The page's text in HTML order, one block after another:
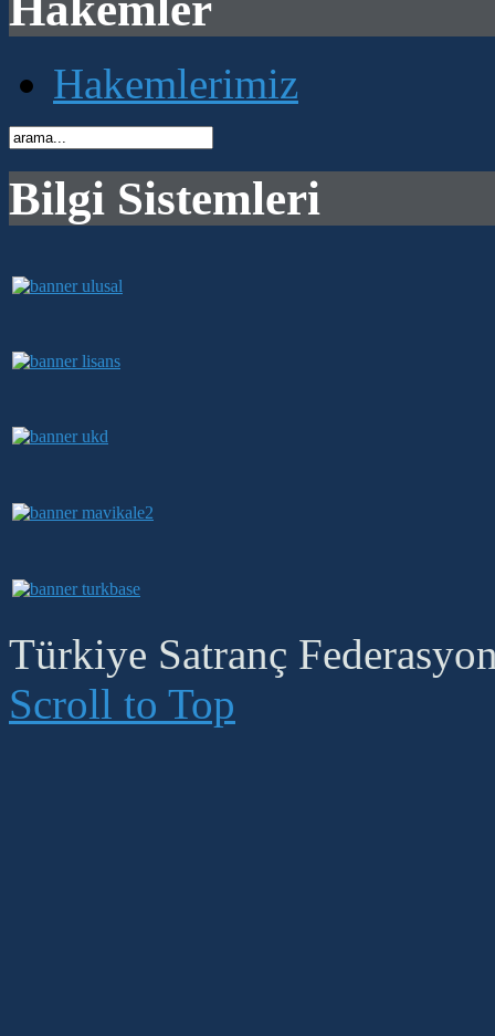
Hakemlerimiz
Bilgi Sistemleri
Türkiye Satranç
Scroll to Top